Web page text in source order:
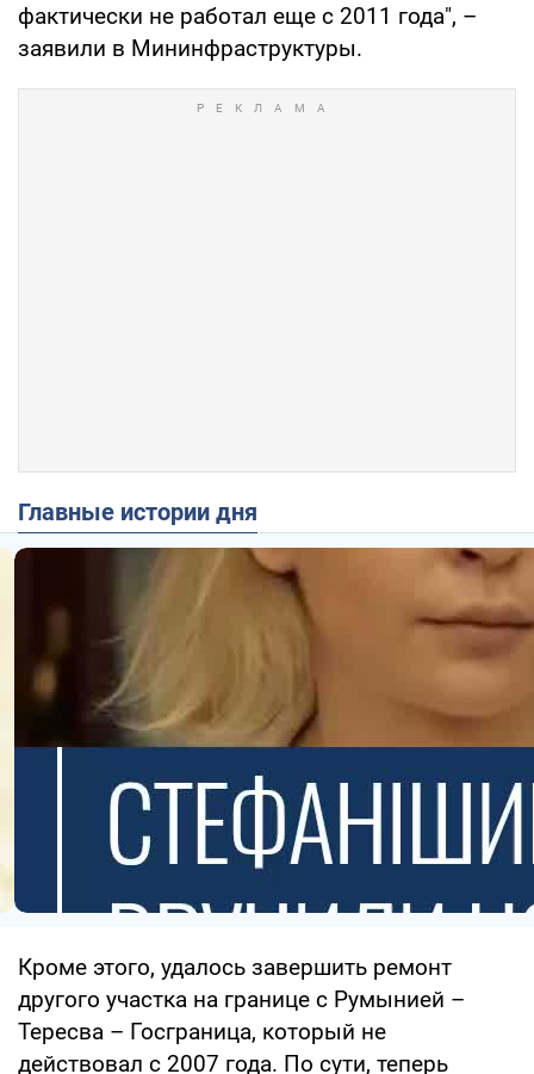
фактически не работал еще с 2011 года", –
заявили в Мининфраструктуры.
Главные истории дня
Кроме этого, удалось завершить ремонт
другого участка на границе с Румынией –
Тересва – Госграница, который не
действовал с 2007 года. По сути, теперь